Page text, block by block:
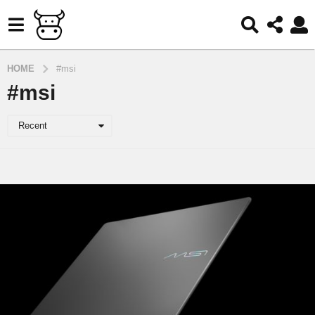
HOME #msi
#msi
Recent